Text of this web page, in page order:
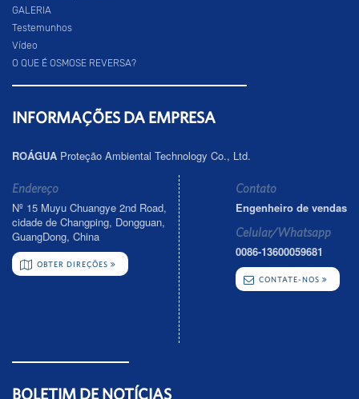
GALERIA
Testemunhos
Vídeo
O QUE É OSMOSE REVERSA?
INFORMAÇÕES DA EMPRESA
ROÁGUA Proteção Ambiental Technology Co., Ltd.
Endereço
Nº 15 Muyu Chuangye 2nd Road,
cidade de Changping, Dongguan,
GuangDong, China
OBTER DIREÇÕES
Contato
Engenheiro de vendas
Celular/Whatsapp
0086-13600059681
CONTATE-NOS
BOLETIM DE NOTÍCIAS